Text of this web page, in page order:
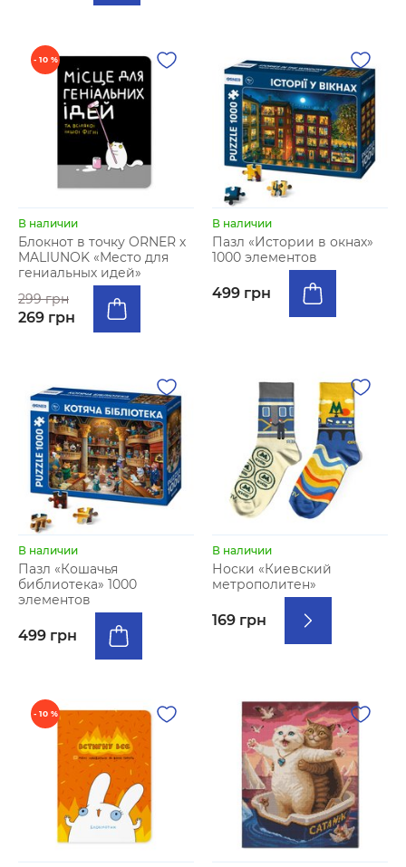
- 10 %
В наличии
Блокнот в точку ORNER х
MALIUNOK «Место для
гениальных идей»
299 грн
269 грн
В наличии
Пазл «Истории в окнах»
1000 элементов
499 грн
В наличии
Пазл «Кошачья
библиотека» 1000
элементов
499 грн
В наличии
Носки «Киевский
метрополитен»
169 грн
- 10 %